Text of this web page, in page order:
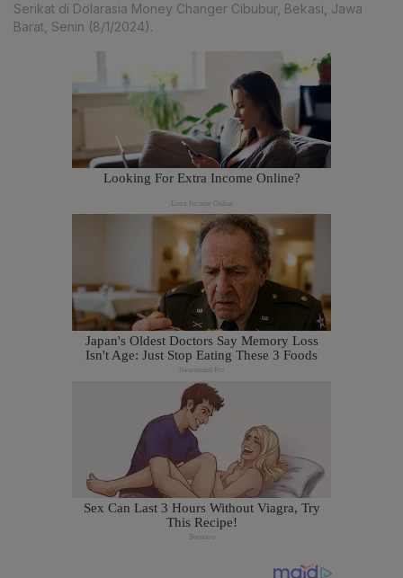
Serikat di Dolarasia Money Changer Cibubur, Bekasi, Jawa
Barat, Senin (8/1/2024).